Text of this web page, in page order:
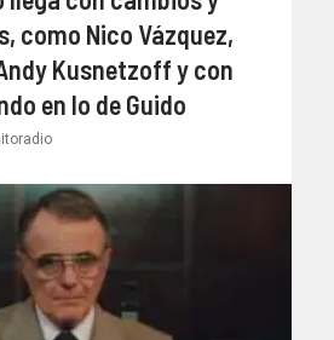
como Nico Vázquez,
Kusnetzoff y con
en lo de Guido